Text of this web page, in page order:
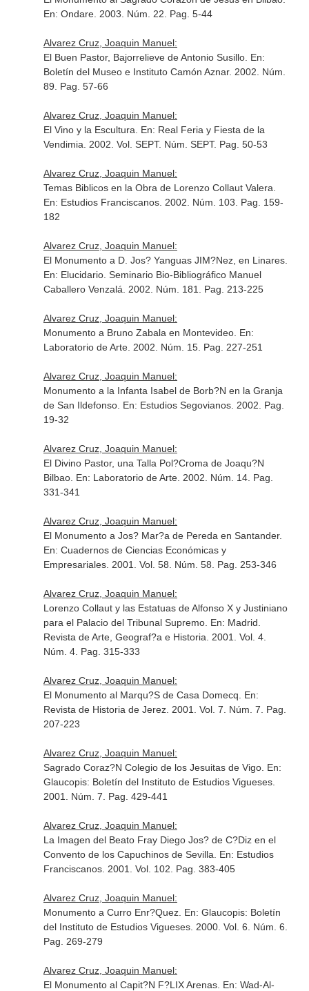
En: Ondare. 2003. Núm. 22. Pag. 5-44
Alvarez Cruz, Joaquin Manuel:
El Buen Pastor, Bajorrelieve de Antonio Susillo. En:
Boletín del Museo e Instituto Camón Aznar. 2002. Núm.
89. Pag. 57-66
Alvarez Cruz, Joaquin Manuel:
El Vino y la Escultura. En: Real Feria y Fiesta de la
Vendimia . 2002. Vol. SEPT. Núm. SEPT. Pag. 50-53
Alvarez Cruz, Joaquin Manuel:
Temas Biblicos en la Obra de Lorenzo Collaut Valera.
En: Estudios Franciscanos. 2002. Núm. 103. Pag. 159-
182
Alvarez Cruz, Joaquin Manuel:
El Monumento a D. Jos? Yanguas JIM?Nez, en Linares.
En: Elucidario. Seminario Bio-Bibliográfico Manuel
Caballero Venzalá . 2002. Núm. 181. Pag. 213-225
Alvarez Cruz, Joaquin Manuel:
Monumento a Bruno Zabala en Montevideo. En:
Laboratorio de Arte. 2002. Núm. 15. Pag. 227-251
Alvarez Cruz, Joaquin Manuel:
Monumento a la Infanta Isabel de Borb?N en la Granja
de San Ildefonso. En: Estudios Segovianos. 2002. Pag.
19-32
Alvarez Cruz, Joaquin Manuel:
El Divino Pastor, una Talla Pol?Croma de Joaqu?N
Bilbao. En: Laboratorio de Arte. 2002. Núm. 14. Pag.
331-341
Alvarez Cruz, Joaquin Manuel:
El Monumento a Jos? Mar?a de Pereda en Santander.
En: Cuadernos de Ciencias Económicas y
Empresariales. 2001. Vol. 58. Núm. 58. Pag. 253-346
Alvarez Cruz, Joaquin Manuel:
Lorenzo Collaut y las Estatuas de Alfonso X y Justiniano
para el Palacio del Tribunal Supremo. En: Madrid.
Revista de Arte, Geograf?a e Historia . 2001. Vol. 4.
Núm. 4. Pag. 315-333
Alvarez Cruz, Joaquin Manuel:
El Monumento al Marqu?S de Casa Domecq. En:
Revista de Historia de Jerez. 2001. Vol. 7. Núm. 7. Pag.
207-223
Alvarez Cruz, Joaquin Manuel:
Sagrado Coraz?N Colegio de los Jesuitas de Vigo. En:
Glaucopis: Boletín del Instituto de Estudios Vigueses.
2001. Núm. 7. Pag. 429-441
Alvarez Cruz, Joaquin Manuel:
La Imagen del Beato Fray Diego Jos? de C?Diz en el
Convento de los Capuchinos de Sevilla. En: Estudios
Franciscanos. 2001. Vol. 102. Pag. 383-405
Alvarez Cruz, Joaquin Manuel:
Monumento a Curro Enr?Quez. En: Glaucopis: Boletín
del Instituto de Estudios Vigueses. 2000. Vol. 6. Núm. 6.
Pag. 269-279
Alvarez Cruz, Joaquin Manuel:
El Monumento al Capit?N F?LIX Arenas. En: Wad-Al-